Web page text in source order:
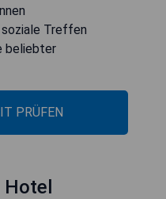
Treffen
beliebter
PRÜFEN
Hotel